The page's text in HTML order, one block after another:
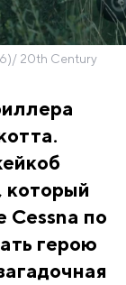
20th Century
который
Cessna по
герою